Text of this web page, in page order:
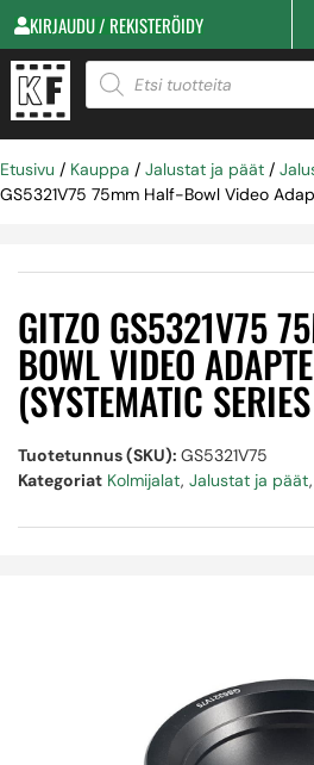
KIRJAUDU / REKISTERÖIDY
Etusivu / Kauppa / Jalustat ja päät /
GS5321V75 75mm Half-Bowl Video
GITZO GS5321V75
BOWL VIDEO
(SYSTEMATIC
Tuotetunnus (SKU): GS5321V75
Kategoriat Kolmijalat, Jalustat ja päät,